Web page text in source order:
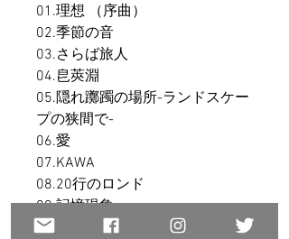
01.理想 （序曲）
02.季節の音
03.さらば旅人
04.皀莢淵
05.隠れ躑躅の場所-ランドスケー
プの狭間で-
06.愛
07.KAWA
08.20行のロンド
09.記憶現象
10.自然を愛そう